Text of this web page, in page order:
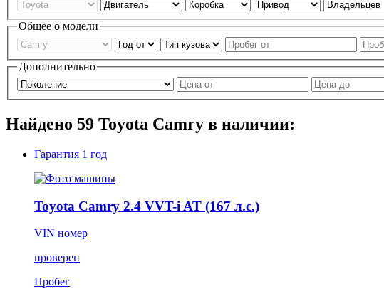
Общее о модели
Дополнительно
Найдено 59 Toyota Camry в наличии:
Гарантия 1 год
Toyota Camry 2.4 VVT-i AT (167 л.с.)
VIN номер
проверен
Пробег